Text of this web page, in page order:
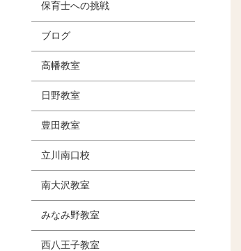
保育士への挑戦
ブログ
高幡教室
日野教室
豊田教室
立川南口校
南大沢教室
みなみ野教室
西八王子教室